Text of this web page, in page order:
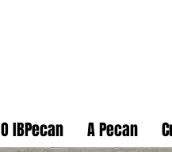
O IBPecan A Pecan